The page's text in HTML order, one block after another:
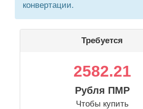
конвертации.
Требуется
2582.21
Рубля ПМР
Чтобы купить